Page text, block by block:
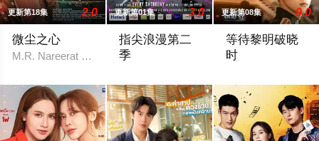
更新第18集 2.0
微尘之心
M.R. Nareerat Warorot得知自己被许配给父亲好友的儿子——蒙
更新第01集 3.0
指尖浪漫第二
季
更新第08集 9.0
等待黎明破晓
时